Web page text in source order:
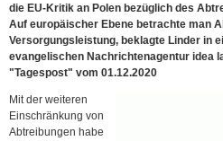
die EU-Kritik an Polen bezüglich des
Auf europäischer Ebene betrachte man
Versorgungsleistung, beklagte Linder in
evangelischen Nachrichtenagentur idea
"Tagespost" vom 01.12.2020
Mit der weiteren
Einschränkung von
Abtreibungen habe